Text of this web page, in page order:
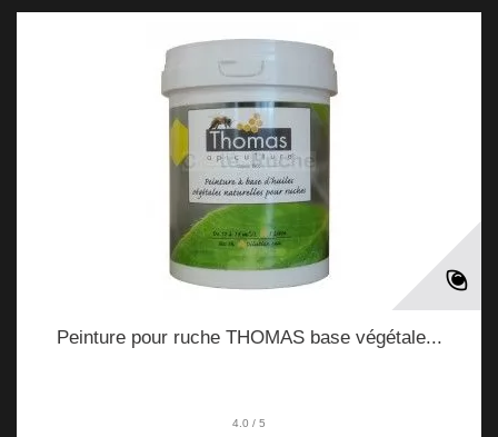
Peinture pour ruche THOMAS base végétale...
4.0 / 5